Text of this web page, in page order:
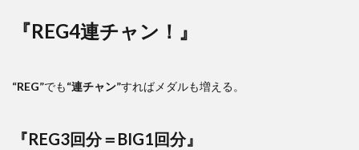
『REG4連チャン！』
“REG”でも“連チャン”すればメダルも増える。
『REG3回分＝BIG1回分』